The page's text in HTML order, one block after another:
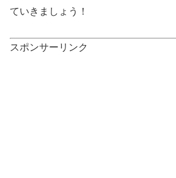
ていきましょう！
スポンサーリンク